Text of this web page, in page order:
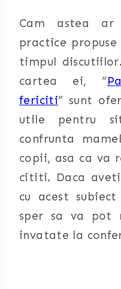
Cam astea
practice
timpul
cartea ei, “
fericiti” sunt
utile pentru
confrunta
copii, asa ca va
cititi. Daca
cu acest
sper sa va pot
invatate la